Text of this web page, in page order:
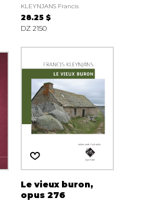
KLEYNJANS Francis
28.25 $
DZ 2150
Le vieux buron,
opus 276